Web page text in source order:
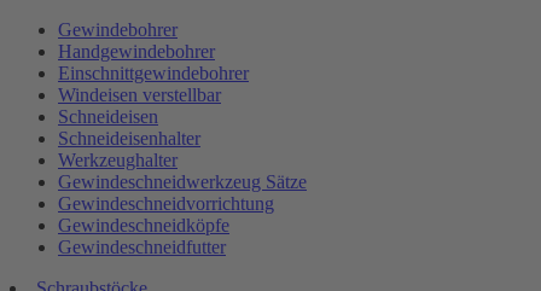
Gewindebohrer
Handgewindebohrer
Einschnittgewindebohrer
Windeisen verstellbar
Schneideisen
Schneideisenhalter
Werkzeughalter
Gewindeschneidwerkzeug Sätze
Gewindeschneidvorrichtung
Gewindeschneidköpfe
Gewindeschneidfutter